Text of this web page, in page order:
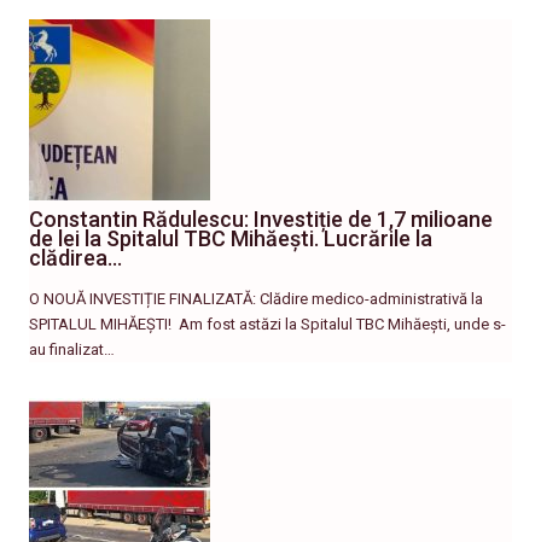
Constantin Rădulescu: Investiție de 1,7 milioane
de lei la Spitalul TBC Mihăești. Lucrările la
clădirea…
O NOUĂ INVESTIȚIE FINALIZATĂ: Clădire medico-administrativă la
SPITALUL MIHĂEȘTI! ​ Am fost astăzi la Spitalul TBC Mihăești, unde s-
au finalizat…